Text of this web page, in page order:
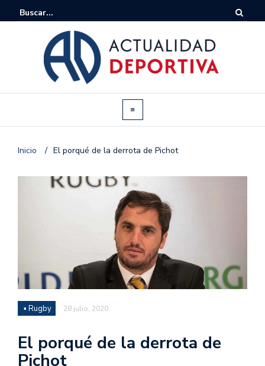
Inicio / El porqué de la derrota de Pichot
▪ Rugby 28 julio, 2020
El porqué de la derrota de
Pichot